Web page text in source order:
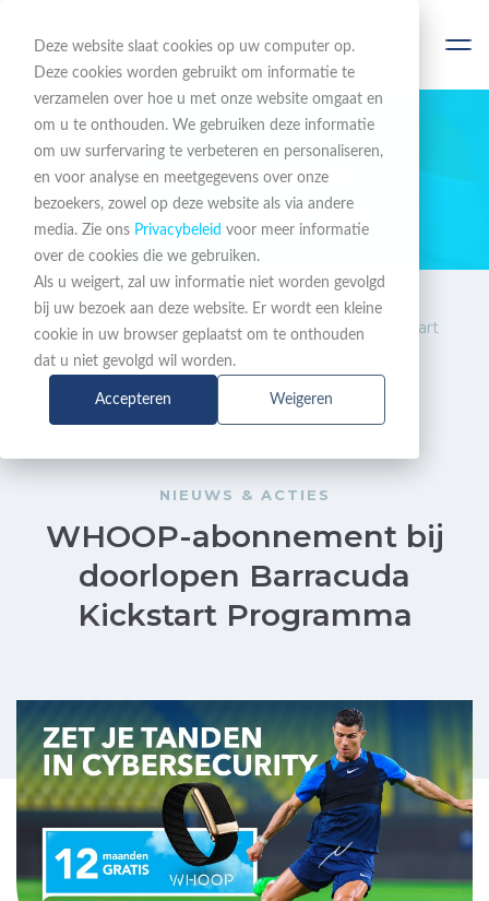
Deze website slaat cookies op uw computer op.
Deze cookies worden gebruikt om informatie te
verzamelen over hoe u met onze website omgaat en
om u te onthouden. We gebruiken deze informatie
om uw surfervaring te verbeteren en personaliseren,
en voor analyse en meetgegevens over onze
bezoekers, zowel op deze website als via andere
media. Zie ons Privacybeleid voor meer informatie
over de cookies die we gebruiken.
Als u weigert, zal uw informatie niet worden gevolgd
bij uw bezoek aan deze website. Er wordt een kleine
cookie in uw browser geplaatst om te onthouden
dat u niet gevolgd wil worden.
Accepteren Weigeren
BLIJF OP DE HOOGTE
Nieuws & Acties
Nieuws
&
Acties
WHOOP-abonnement bij
doorlopen Barracuda Kickstart
Programma
NIEUWS & ACTIES
WHOOP-abonnement bij
doorlopen Barracuda
Kickstart Programma